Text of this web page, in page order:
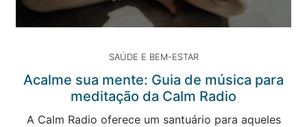
SAÚDE E BEM-ESTAR
Acalme sua mente: Guia de música para
meditação da Calm Radio
A Calm Radio oferece um santuário para aqueles